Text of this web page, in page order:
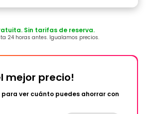
Sin tarifas de reserva.
24 horas antes. Igualamos precios.
mejor precio!
para ver cuánto puedes ahorrar con